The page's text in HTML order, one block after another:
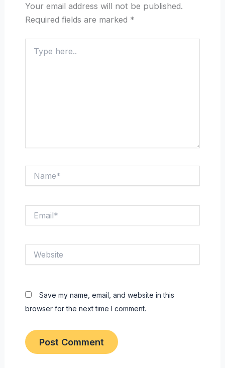
Your email address will not be published.
Required fields are marked *
here..
Save my name, email, and website in this
browser for the next time I comment.